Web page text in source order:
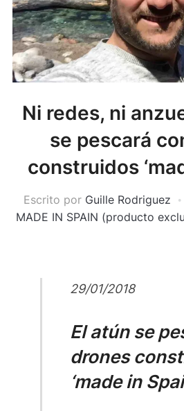
Ni redes, ni
se pescará
construidos
Escrito por Guille Rodriguez
MADE IN SPAIN (producto
29/01/2018
El atún se
drones
‘made in